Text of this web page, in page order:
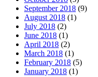
September 2018 (9)
August 2018 (1)
July 2018 (2)
June 2018 (1)
April 2018 (2)
March 2018 (1)
February 2018 (5)
January 2018 (1)